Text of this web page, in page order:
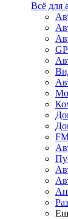
Всё для